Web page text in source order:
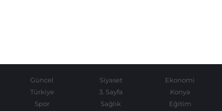
Güncel Siyaset
Ekonomi
Türkiye
3. Sayfa
Konya
Spor
Sağlık
Eğitim